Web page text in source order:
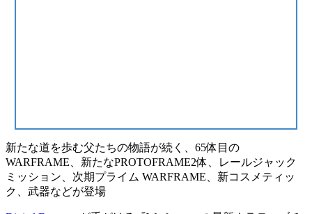
新たな道を歩む父たちの物語が続く、65体目の
WARFRAME、新たなPROTOFRAME2体、レールジャック
ミッション、次期プライム WARFRAME、新コスメティッ
ク、武器などが登場